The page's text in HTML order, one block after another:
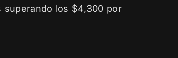
superando los $4,300 por